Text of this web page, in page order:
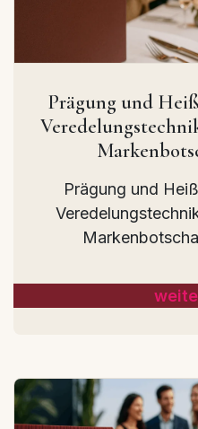
Prägung und
Prägung und